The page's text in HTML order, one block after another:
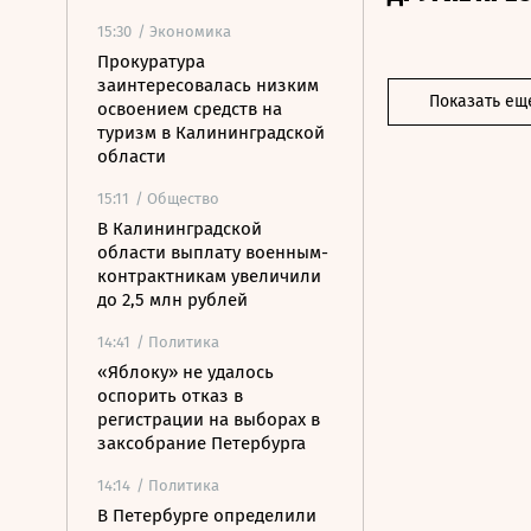
15:30 / Экономика
Прокуратура
заинтересовалась низким
освоением средств на
туризм в Калининградской
области
15:11 / Общество
В Калининградской
области выплату военным-
контрактникам увеличили
до 2,5 млн рублей
14:41 / Политика
«Яблоку» не удалось
оспорить отказ в
регистрации на выборах в
заксобрание Петербурга
14:14 / Политика
В Петербурге определили
Показать